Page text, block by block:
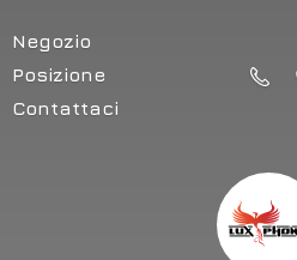
Negozio
Posizione
Contattaci